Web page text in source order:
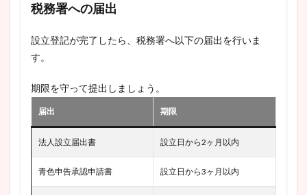
税務署への届出
設立登記が完了したら、税務署へ以下の届出を行いま
す。
期限を守って提出しましょう。
届出 期限
法人設立届出書 設立日から2ヶ月以内
青色申告承認申請書 設立日から3ヶ月以内